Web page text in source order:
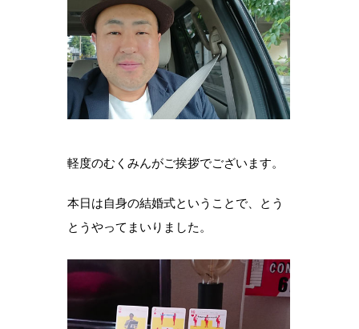
軽度のむくみんがご挨拶でございます。
本日は自身の結婚式ということで、とう
とうやってまいりました。